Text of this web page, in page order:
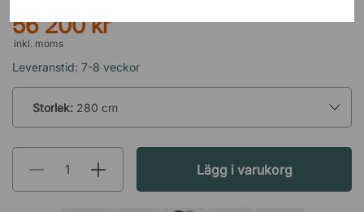
56 200 kr
inkl. moms
Leveranstid: 7-8 veckor
Storlek: 280 cm
Lägg i varukorg